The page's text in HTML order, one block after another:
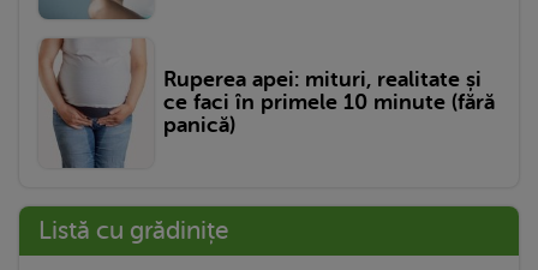
Ruperea apei: mituri, realitate și
ce faci în primele 10 minute (fără
panică)
Listă cu grădinițe